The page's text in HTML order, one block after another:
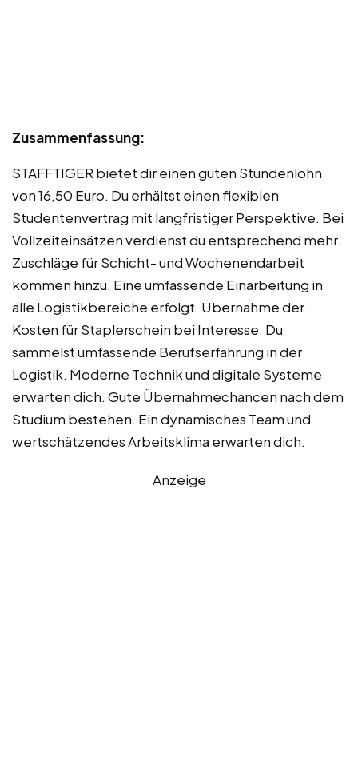
Zusammenfassung:
STAFFTIGER bietet dir einen guten Stundenlohn
von 16,50 Euro. Du erhältst einen flexiblen
Studentenvertrag mit langfristiger Perspektive. Bei
Vollzeiteinsätzen verdienst du entsprechend mehr.
Zuschläge für Schicht- und Wochenendarbeit
kommen hinzu. Eine umfassende Einarbeitung in
alle Logistikbereiche erfolgt. Übernahme der
Kosten für Staplerschein bei Interesse. Du
sammelst umfassende Berufserfahrung in der
Logistik. Moderne Technik und digitale Systeme
erwarten dich. Gute Übernahmechancen nach dem
Studium bestehen. Ein dynamisches Team und
wertschätzendes Arbeitsklima erwarten dich.
Anzeige